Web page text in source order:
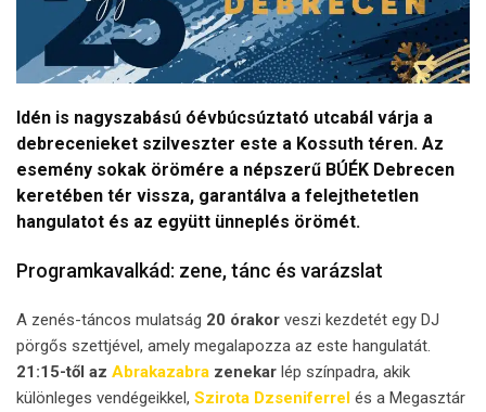
Idén is nagyszabású óévbúcsúztató utcabál várja a
debrecenieket szilveszter este a Kossuth téren. Az
esemény sokak örömére a népszerű BÚÉK Debrecen
keretében tér vissza, garantálva a felejthetetlen
hangulatot és az együtt ünneplés örömét.
Programkavalkád: zene, tánc és varázslat
A zenés-táncos mulatság 20 órakor veszi kezdetét egy DJ
pörgős szettjével, amely megalapozza az este hangulatát.
21:15-től az Abrakazabra zenekar lép színpadra, akik
különleges vendégeikkel, Szirota Dzseniferrel és a Megasztár